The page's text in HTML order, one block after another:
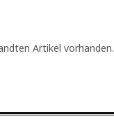
Artikel vorhanden.